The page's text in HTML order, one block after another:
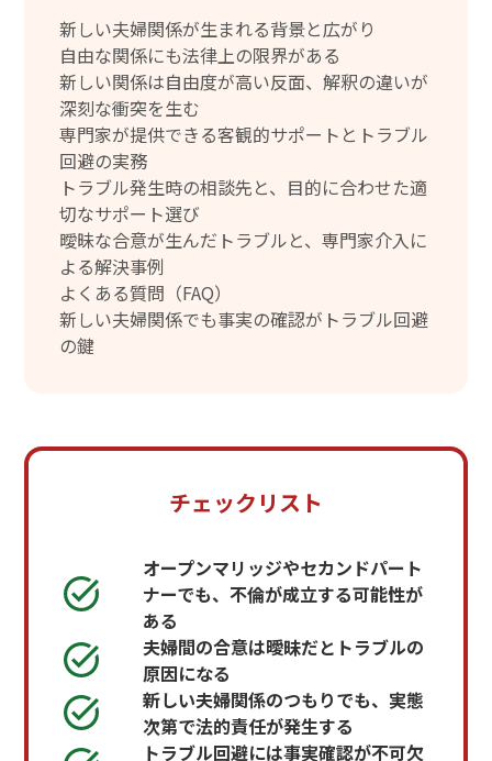
新しい夫婦関係が生まれる背景と広がり
自由な関係にも法律上の限界がある
新しい関係は自由度が高い反面、解釈の違いが
深刻な衝突を生む
専門家が提供できる客観的サポートとトラブル
回避の実務
トラブル発生時の相談先と、目的に合わせた適
切なサポート選び
曖昧な合意が生んだトラブルと、専門家介入に
よる解決事例
よくある質問（FAQ）
新しい夫婦関係でも事実の確認がトラブル回避
の鍵
チェックリスト
オープンマリッジやセカンドパート
ナーでも、不倫が成立する可能性が
ある
夫婦間の合意は曖昧だとトラブルの
原因になる
新しい夫婦関係のつもりでも、実態
次第で法的責任が発生する
トラブル回避には事実確認が不可欠